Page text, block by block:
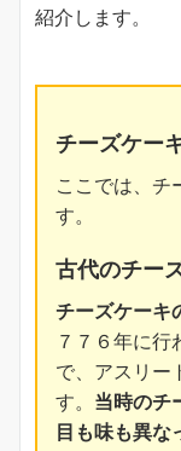
紹介します。
チーズケー
ここでは、チ
す。
古代のチー
チーズケーキ
７７６年に行
で、アスリー
す。 当時のチ
目も味も異な